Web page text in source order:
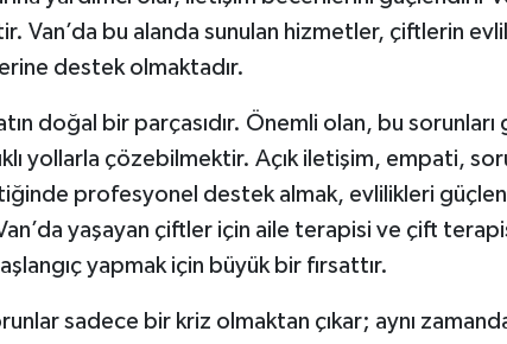
Van’da bu alanda sunulan hizmetler, çiftlerin
destek olmaktadır.
doğal bir parçasıdır. Önemli olan, bu
yollarla çözebilmektir. Açık iletişim, empati,
profesyonel destek almak, evlilikleri
yaşayan çiftler için aile terapisi ve çift
yapmak için büyük bir fırsattır.
sadece bir kriz olmaktan çıkar; aynı